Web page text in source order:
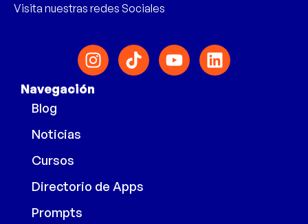
Visita nuestras redes Sociales
Navegación
Blog
Noticias
Cursos
Directorio de Apps
Prompts